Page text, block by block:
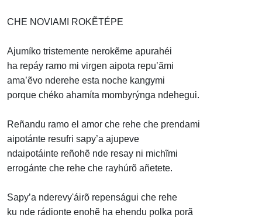
CHE NOVIAMI ROKẼTÉPE
Ajumíko tristemente nerokẽme apurahéi
ha repáy ramo mi virgen aipota repu’ãmi
ama’ẽvo nderehe esta noche kangymi
porque chéko ahamíta mombyrýnga ndehegui.
Reñandu ramo el amor che rehe che prendami
aipotánte resufri sapy’a ajupeve
ndaipotáinte reñohẽ nde resay ni michĩmi
errogánte che rehe che rayhúrõ añetete.
Sapy’a nderevy'áirõ repenságui che rehe
ku nde rádionte enohẽ ha ehendu polka porã